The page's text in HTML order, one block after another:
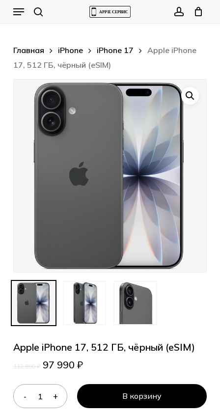
Menu
Главная iPhone iPhone 17
Apple iPhone
17, 512 ГБ, чёрный (eSIM)
Apple iPhone 17, 512 ГБ, чёрный (eSIM)
112 990₽ 97 990 ₽
В корзину